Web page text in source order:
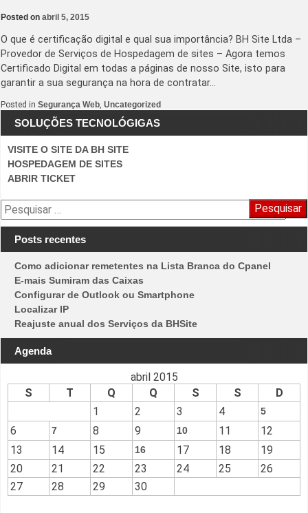
Posted on abril 5, 2015
O que é certificação digital e qual sua importância? BH Site Ltda –
Provedor de Serviços de Hospedagem de sites – Agora temos
Certificado Digital em todas a páginas de nosso Site, isto para
garantir a sua segurança na hora de contratar…
Posted in Segurança Web, Uncategorized
SOLUÇÕES TECNOLÓGIGAS
VISITE O SITE DA BH SITE
HOSPEDAGEM DE SITES
ABRIR TICKET
Pesquisar
por:
Posts recentes
Como adicionar remetentes na Lista Branca do Cpanel
E-mais Sumiram das Caixas
Configurar de Outlook ou Smartphone
Localizar IP
Reajuste anual dos Serviços da BHSite
Agenda
abril 2015
S
T Q Q S S
D
1
2 3 4 5
6 7 8 9 10 11
12
13
14 15 16 17 18
19
20
21 22 23 24 25
26
27
28 29 30